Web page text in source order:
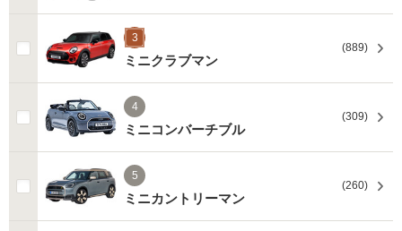
3
ミニクラブマン
(889)
4
ミニコンバーチブル
(309)
5
ミニカントリーマン
(260)